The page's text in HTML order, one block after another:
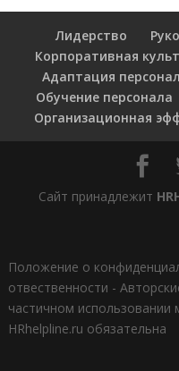
Лидерство
Корпоративная
Адаптация
Обучение персонала
Организационная
Сайт принадлежит
Положение о
отвественности -
частичном использовании
HRhelpline.ru обязательна